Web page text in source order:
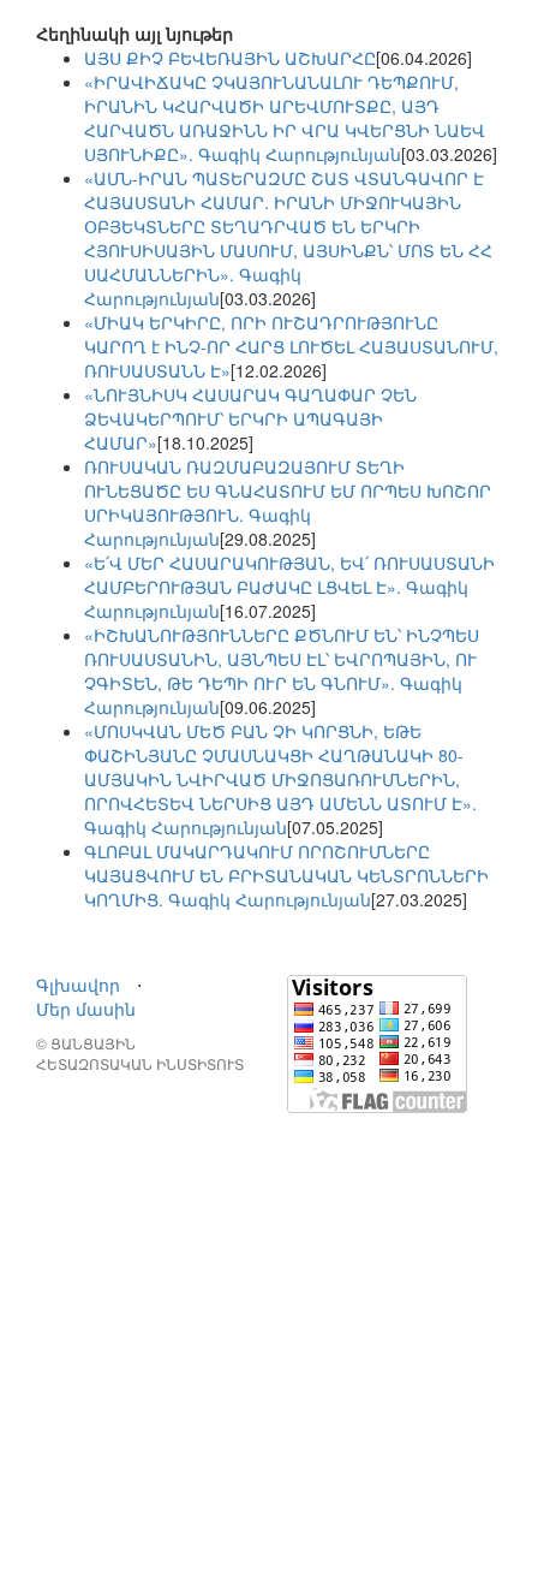
Հեղինակի այլ նյութեր
ԱՅՍ ՔԻՉ ԲԵՎԵՌԱՅԻՆ ԱՇԽԱՐՀԸ[06.04.2026]
«ԻՐԱՎԻՃԱԿԸ ՉԿԱՅՈՒՆԱՆԱԼՈՒ ԴԵՊՔՈՒՄ,
ԻՐԱՆԻՆ ԿՀԱՐՎԱԾԻ ԱՐԵՎՄՈՒՏՔԸ, ԱՅԴ
ՀԱՐՎԱԾՆ ԱՌԱՋԻՆՆ ԻՐ ՎՐԱ ԿՎԵՐՑՆԻ ՆԱԵՎ
ՍՅՈՒՆԻՔԸ». Գագիկ Հարությունյան[03.03.2026]
«ԱՄՆ-ԻՐԱՆ ՊԱՏԵՐԱԶՄԸ ՇԱՏ ՎՏԱՆԳԱՎՈՐ Է
ՀԱՅԱՍՏԱՆԻ ՀԱՄԱՐ. ԻՐԱՆԻ ՄԻՋՈՒԿԱՅԻՆ
ՕԲՅԵԿՏՆԵՐԸ ՏԵՂԱԴՐՎԱԾ ԵՆ ԵՐԿՐԻ
ՀՅՈՒՍԻՍԱՅԻՆ ՄԱՍՈՒՄ, ԱՅՍԻՆՔՆ՝ ՄՈՏ ԵՆ ՀՀ
ՍԱՀՄԱՆՆԵՐԻՆ». Գագիկ
Հարությունյան[03.03.2026]
«ՄԻԱԿ ԵՐԿԻՐԸ, ՈՐԻ ՈՒՇԱԴՐՈՒԹՅՈՒՆԸ
ԿԱՐՈՂ է ԻՆՉ-ՈՐ ՀԱՐՑ ԼՈՒԾԵԼ ՀԱՅԱՍՏԱՆՈՒՄ,
ՌՈՒՍԱՍՏԱՆՆ Է»[12.02.2026]
«ՆՈՒՅՆԻՍԿ ՀԱՍԱՐԱԿ ԳԱՂԱՓԱՐ ՉԵՆ
ՁԵՎԱԿԵՐՊՈՒՄ՝ ԵՐԿՐԻ ԱՊԱԳԱՅԻ
ՀԱՄԱՐ»[18.10.2025]
ՌՈՒՍԱԿԱՆ ՌԱԶՄԱԲԱԶԱՅՈՒՄ ՏԵՂԻ
ՈՒՆԵՑԱԾԸ ԵՍ ԳՆԱՀԱՏՈՒՄ ԵՄ ՈՐՊԵՍ ԽՈՇՈՐ
ՍՐԻԿԱՅՈՒԹՅՈՒՆ. Գագիկ
Հարությունյան[29.08.2025]
«Ե՛Վ ՄԵՐ ՀԱՍԱՐԱԿՈՒԹՅԱՆ, ԵՎ՛ ՌՈՒՍԱՍՏԱՆԻ
ՀԱՄԲԵՐՈՒԹՅԱՆ ԲԱԺԱԿԸ ԼՑՎԵԼ Է». Գագիկ
Հարությունյան[16.07.2025]
«ԻՇԽԱՆՈՒԹՅՈՒՆՆԵՐԸ ՔԾՆՈՒՄ ԵՆ՝ ԻՆՉՊԵՍ
ՌՈՒՍԱՍՏԱՆԻՆ, ԱՅՆՊԵՍ ԷԼ՝ ԵՎՐՈՊԱՅԻՆ, ՈՒ
ՉԳԻՏԵՆ, ԹԵ ԴԵՊԻ ՈՒՐ ԵՆ ԳՆՈՒՄ». Գագիկ
Հարությունյան[09.06.2025]
«ՄՈՍԿՎԱՆ ՄԵԾ ԲԱՆ ՉԻ ԿՈՐՑՆԻ, ԵԹԵ
ՓԱՇԻՆՅԱՆԸ ՉՄԱՍՆԱԿՑԻ ՀԱՂԹԱՆԱԿԻ 80-
ԱՄՅԱԿԻՆ ՆՎԻՐՎԱԾ ՄԻՋՈՑԱՌՈՒՄՆԵՐԻՆ,
ՈՐՈՎՀԵՏԵՎ ՆԵՐՍԻՑ ԱՅԴ ԱՄԵՆՆ ԱՏՈՒՄ Է».
Գագիկ Հարությունյան[07.05.2025]
ԳԼՈԲԱԼ ՄԱԿԱՐԴԱԿՈՒՄ ՈՐՈՇՈՒՄՆԵՐԸ
ԿԱՅԱՑՎՈՒՄ ԵՆ ԲՐԻՏԱՆԱԿԱՆ ԿԵՆՏՐՈՆՆԵՐԻ
ԿՈՂՄԻՑ. Գագիկ Հարությունյան[27.03.2025]
Գլխավոր
⋅
Մեր մասին
© ՑԱՆՑԱՅԻՆ
ՀԵՏԱԶՈՏԱԿԱՆ ԻՆՍՏԻՏՈՒՏ